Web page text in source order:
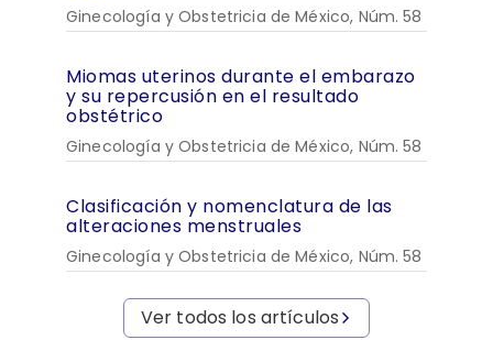
Ginecología y Obstetricia de México, Núm. 58
Miomas uterinos durante el embarazo
y su repercusión en el resultado
obstétrico
Ginecología y Obstetricia de México, Núm. 58
Clasificación y nomenclatura de las
alteraciones menstruales
Ginecología y Obstetricia de México, Núm. 58
Ver todos los artículos